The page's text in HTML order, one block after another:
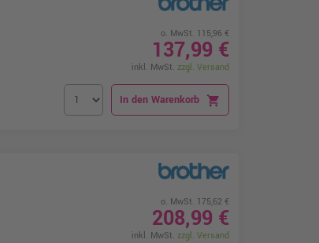
o. MwSt. 115,96 €
137,99 €
inkl. MwSt. zzgl. Versand
In den Warenkorb shopping_cart
o. MwSt. 175,62 €
208,99 €
inkl. MwSt. zzgl. Versand